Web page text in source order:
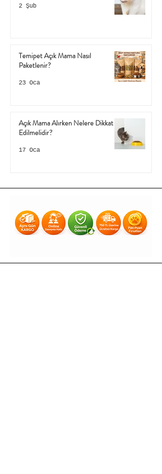
2 Şub
Temipet Açık Mama Nasıl
Paketlenir?
23 Oca
Açık Mama Alırken Nelere Dikkat
Edilmelidir?
17 Oca